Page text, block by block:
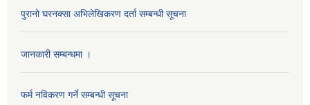
पुरानो घरनक्सा अभिलेखिकरण दर्ता सम्बन्धी सूचना
जानकारी सम्बन्धमा ।
फर्म नविकरण गर्ने सम्बन्धी सूचना